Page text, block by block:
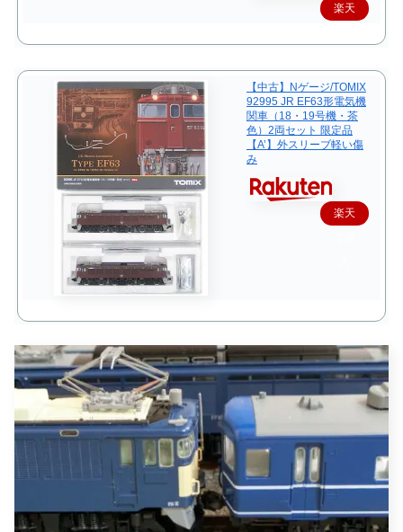
楽天
【中古】Nゲージ/TOMIX
92995 JR EF63形電気機
関車（18・19号機・茶
色）2両セット 限定品
【A’】外スリーブ軽い傷
み
楽天